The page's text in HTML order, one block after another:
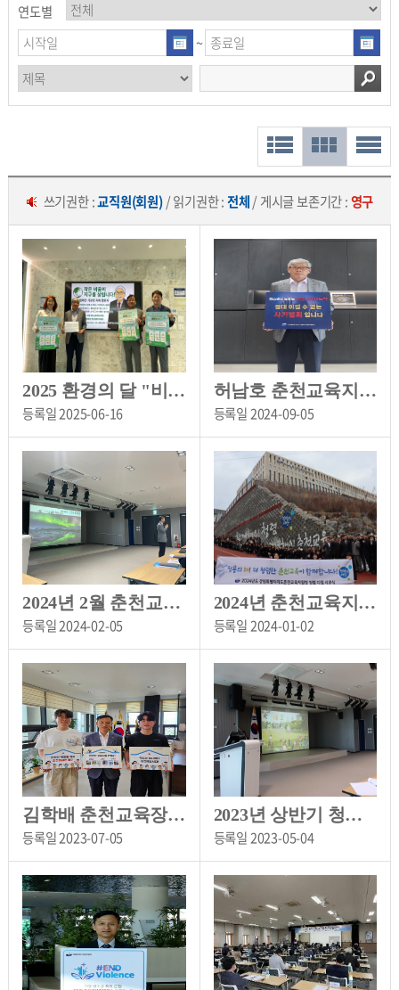
연도별
~
쓰기권한 :교직원(회원)/ 읽기권한 :전체/ 게시글 보존기간 :영구
2025 환경의 달 "비워(B-war, 이메일 비우기) 탄소중립 캠페인
등록일2025-06-16
허남호 춘천교육지원청 교육장, 청소년 도박 근절 프로젝트 「릴레이 챌린지 」동참
등록일2024-09-05
2024년 2월 춘천교육지원청 월례조회 및 직장교육
등록일2024-02-05
2024년 춘천교육지원청 청렴 시무식 및 1월 월례조회 실시
등록일2024-01-02
김학배 춘천교육장, 안전한 교육시설 만들기 캠페인 챌린지 동참
등록일2023-07-05
2023년 상반기 청렴(청탁금지법 및 공무원행동강령) 교육 진행
등록일2023-05-04